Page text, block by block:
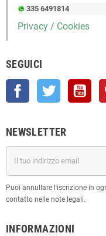
335 6491814
Privacy / Cookies
SEGUICI
Facebook Twitter
NEWSLETTER
Puoi annullare l'iscrizione in
contatto nelle note legali.
INFORMAZIONI